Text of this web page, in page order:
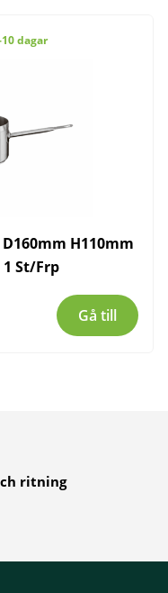
dagar
H110mm
1 St/Frp
Gå till
ritning